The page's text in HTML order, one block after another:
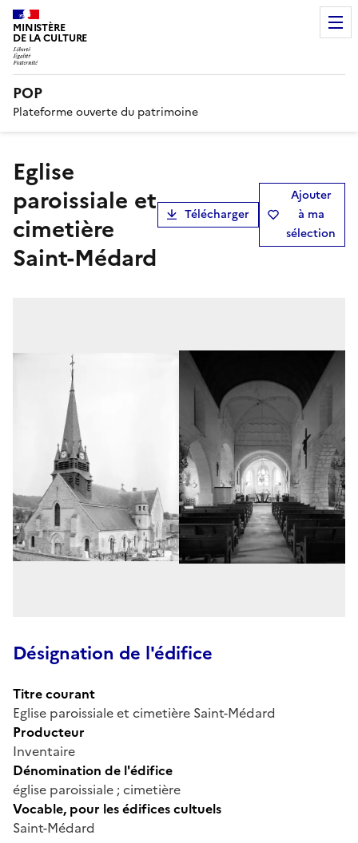
MINISTÈRE
DE LA CULTURE
POP
Plateforme ouverte du patrimoine
Eglise
paroissiale et
cimetière
Saint-Médard
Télécharger
Ajouter
à ma
sélection
Désignation de l'édifice
Titre courant
Eglise paroissiale et cimetière Saint-Médard
Producteur
Inventaire
Dénomination de l'édifice
église paroissiale ; cimetière
Vocable, pour les édifices cultuels
Saint-Médard